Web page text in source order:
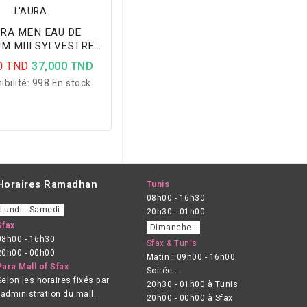
L'AURA
MEN EAU DE
MIII SYLVESTRE
50ML
TND37,000 TND
998 En stock
Ramadhan
Lundi - Samedi
- 16h30
- 00h00
Mall of Sfax
les horaires fixés par
du mall.
Tunis
08h00 - 16h30
20h30 - 01h00
Dimanche :
Sfax & Tunis
Matin : 09h00 - 16h00
Soirée :
20h30 - 01h00 à Tunis
20h00 - 00h00 à Sfax